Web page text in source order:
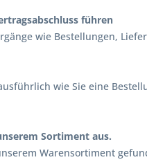
führen
wie Bestellungen,
wie Sie eine
Sortiment aus.
Warensortiment